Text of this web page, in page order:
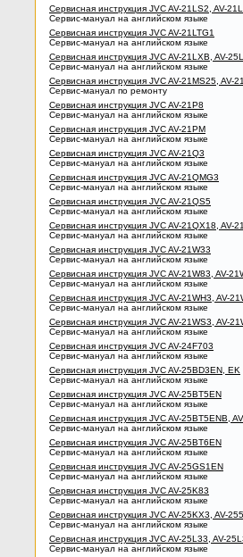
Сервисная инструкция JVC AV-21LS2, AV-
Сервис-мануал на английском языке
Сервисная инструкция JVC AV-21LTG1
Сервис-мануал на английском языке
Сервисная инструкция JVC AV-21LXB, AV-
Сервис-мануал на английском языке
Сервисная инструкция JVC AV-21MS25, AV-
Сервис-мануал по ремонту
Сервисная инструкция JVC AV-21P8
Сервис-мануал на английском языке
Сервисная инструкция JVC AV-21PM
Сервис-мануал на английском языке
Сервисная инструкция JVC AV-21Q3
Сервис-мануал на английском языке
Сервисная инструкция JVC AV-21QMG3
Сервис-мануал на английском языке
Сервисная инструкция JVC AV-21QS5
Сервис-мануал на английском языке
Сервисная инструкция JVC AV-21QX18, AV-
Сервис-мануал на английском языке
Сервисная инструкция JVC AV-21W33
Сервис-мануал на английском языке
Сервисная инструкция JVC AV-21W83, AV-
Сервис-мануал на английском языке
Сервисная инструкция JVC AV-21WH3, AV-
Сервис-мануал на английском языке
Сервисная инструкция JVC AV-21WS3, AV-
Сервис-мануал на английском языке
Сервисная инструкция JVC AV-24F703
Сервис-мануал на английском языке
Сервисная инструкция JVC AV-25BD3EN, EK
Сервис-мануал на английском языке
Сервисная инструкция JVC AV-25BT5EN
Сервис-мануал на английском языке
Сервисная инструкция JVC AV-25BT5ENB,
Сервис-мануал на английском языке
Сервисная инструкция JVC AV-25BT6EN
Сервис-мануал на английском языке
Сервисная инструкция JVC AV-25GS1EN
Сервис-мануал на английском языке
Сервисная инструкция JVC AV-25K83
Сервис-мануал на английском языке
Сервисная инструкция JVC AV-25KX3, AV-
Сервис-мануал на английском языке
Сервисная инструкция JVC AV-25L33, AV-
Сервис-мануал на английском языке